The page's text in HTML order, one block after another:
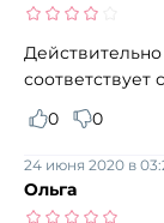
соответствует
0
0
Ольга
24 июня 2020 в